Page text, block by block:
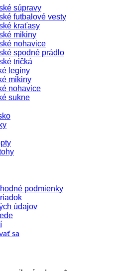
súpravy
futbalové vesty
kraťasy
mikiny
nohavice
spodné prádlo
tričká
legíny
mikiny
nohavice
sukne
podmienky
údajov
sa